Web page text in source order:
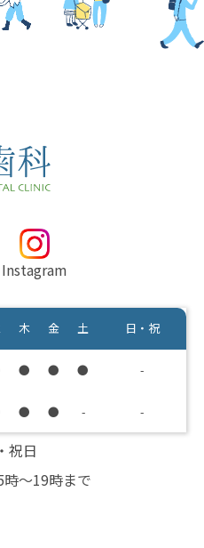
Instagram
木 金 土 日・祝
● ● ● -
● ● - -
祝日
〜19時まで